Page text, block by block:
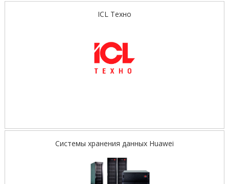
ICL Техно
Системы хранения данных Huawei